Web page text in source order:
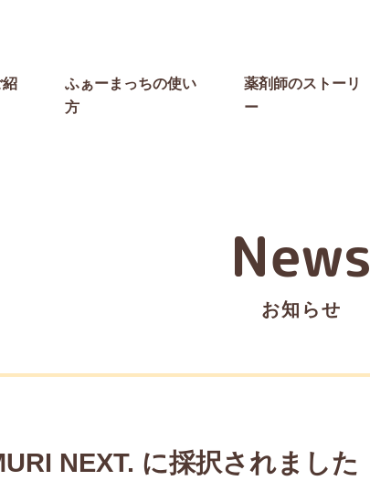
紹
ふぁーまっちの使い
方
薬剤師のストーリ
ー
News
お知らせ
NEXT. に採択されました